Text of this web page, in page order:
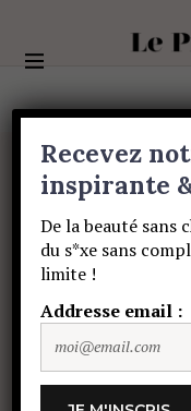
BEAUTÉ
sous-
kids
Recevez
inspirante
De la beauté sans
du s*xe sans
limite !
Addresse email :